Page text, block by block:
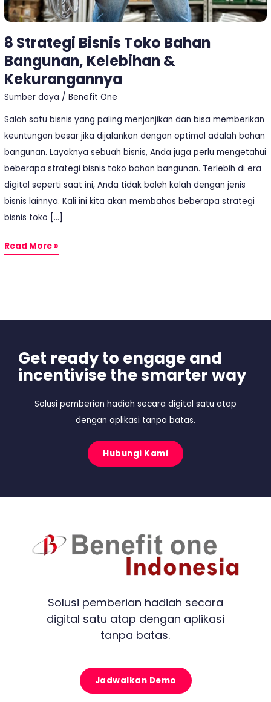
8 Strategi Bisnis Toko Bahan
Bangunan, Kelebihan &
Kekurangannya
Sumber daya /Benefit One
Salah satu bisnis yang paling menjanjikan dan bisa memberikan
keuntungan besar jika dijalankan dengan optimal adalah bahan
bangunan. Layaknya sebuah bisnis, Anda juga perlu mengetahui
beberapa strategi bisnis toko bahan bangunan. Terlebih di era
digital seperti saat ini, Anda tidak boleh kalah dengan jenis
bisnis lainnya. Kali ini kita akan membahas beberapa strategi
bisnis toko […]
Kekurangannya
Read More »
Get ready to engage and
incentivise the smarter way
Solusi pemberian hadiah secara digital satu atap
dengan aplikasi tanpa batas.
Hubungi Kami
Solusi pemberian hadiah secara
digital satu atap dengan aplikasi
tanpa batas.
Jadwalkan Demo